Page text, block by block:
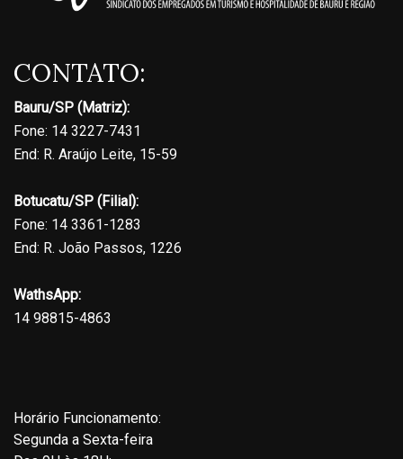
CONTATO:
Bauru/SP (Matriz):
Fone: 14 3227-7431
End: R. Araújo Leite, 15-59
Botucatu/SP (Filial):
Fone: 14 3361-1283
End: R. João Passos, 1226
WathsApp:
14 98815-4863
Horário Funcionamento:
Segunda a Sexta-feira